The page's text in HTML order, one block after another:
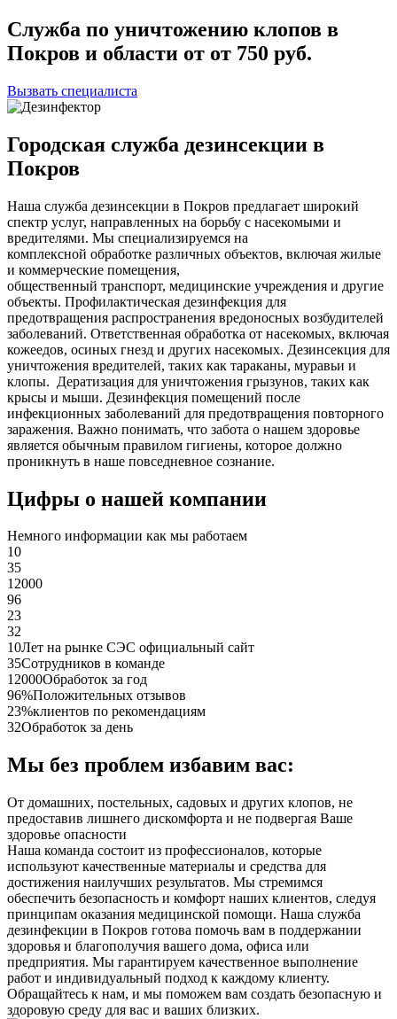
Служба по уничтожению клопов в
Покров и области от от 750 руб.
Вызвать специалиста
Городская служба дезинсекции в
Покров
Наша служба дезинсекции в Покров предлагает широкий
спектр услуг, направленных на борьбу с насекомыми и
вредителями. Мы специализируемся на
комплексной обработке различных объектов, включая жилые
и коммерческие помещения,
общественный транспорт, медицинские учреждения и другие
объекты. Профилактическая дезинфекция для
предотвращения распространения вредоносных возбудителей
заболеваний. Ответственная обработка от насекомых, включая
кожеедов, осиных гнезд и других насекомых. Дезинсекция для
уничтожения вредителей, таких как тараканы, муравьи и
клопы. Дератизация для уничтожения грызунов, таких как
крысы и мыши. Дезинфекция помещений после
инфекционных заболеваний для предотвращения повторного
заражения. Важно понимать, что забота о нашем здоровье
является обычным правилом гигиены, которое должно
проникнуть в наше повседневное сознание.
Цифры о нашей компании
Немного информации как мы работаем
10
35
12000
96
23
32
10Лет на рынке СЭС официальный сайт
35Сотрудников в команде
12000Обработок за год
96%Положительных отзывов
23%клиентов по рекомендациям
32Обработок за день
Мы без проблем избавим вас:
От домашних, постельных, садовых и других клопов, не
предоставив лишнего дискомфорта и не подвергая Ваше
здоровье опасности
Наша команда состоит из профессионалов, которые
используют качественные материалы и средства для
достижения наилучших результатов. Мы стремимся
обеспечить безопасность и комфорт наших клиентов, следуя
принципам оказания медицинской помощи. Наша служба
дезинфекции в Покров готова помочь вам в поддержании
здоровья и благополучия вашего дома, офиса или
предприятия. Мы гарантируем качественное выполнение
работ и индивидуальный подход к каждому клиенту.
Обращайтесь к нам, и мы поможем вам создать безопасную и
здоровую среду для вас и ваших близких.